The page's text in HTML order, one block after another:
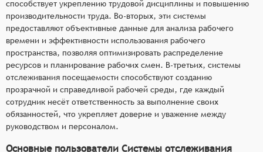
способствует укреплению трудовой дисциплины и повышению
производительности труда. Во-вторых, эти системы
предоставляют объективные данные для анализа рабочего
времени и эффективности использования рабочего
пространства, позволяя оптимизировать распределение
ресурсов и планирование рабочих смен. В-третьих, системы
отслеживания посещаемости способствуют созданию
прозрачной и справедливой рабочей среды, где каждый
сотрудник несёт ответственность за выполнение своих
обязанностей, что укрепляет доверие и уважение между
руководством и персоналом.
Основные пользователи Системы отслеживания